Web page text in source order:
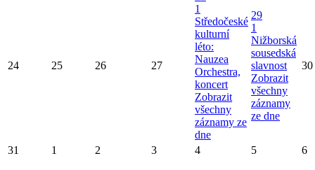
24 25 26 27
1
Středočeské
kulturní
léto:
Nauzea
Orchestra,
koncert
Zobrazit
všechny
záznamy ze
dne
29
1
Nižborská
sousedská
slavnost
Zobrazit
všechny
záznamy
ze dne
30
31 1 2 3 4 5 6